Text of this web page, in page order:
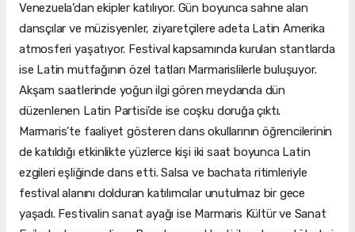
Venezuela’dan ekipler katılıyor. Gün boyunca sahne alan
dansçılar ve müzisyenler, ziyaretçilere adeta Latin Amerika
atmosferi yaşatıyor. Festival kapsamında kurulan stantlarda
ise Latin mutfağının özel tatları Marmarislilerle buluşuyor.
Akşam saatlerinde yoğun ilgi gören meydanda dün
düzenlenen Latin Partisi’de ise coşku doruğa çıktı.
Marmaris’te faaliyet gösteren dans okullarının öğrencilerinin
de katıldığı etkinlikte yüzlerce kişi iki saat boyunca Latin
ezgileri eşliğinde dans etti. Salsa ve bachata ritimleriyle
festival alanını dolduran katılımcılar unutulmaz bir gece
yaşadı. Festivalin sanat ayağı ise Marmaris Kültür ve Sanat